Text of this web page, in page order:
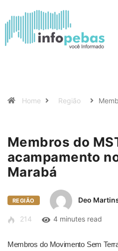
Home Região
Membros do
acampamento
Marabá
REGIÃO Deo
214 4 minutes read
Membros do Movimento Sem